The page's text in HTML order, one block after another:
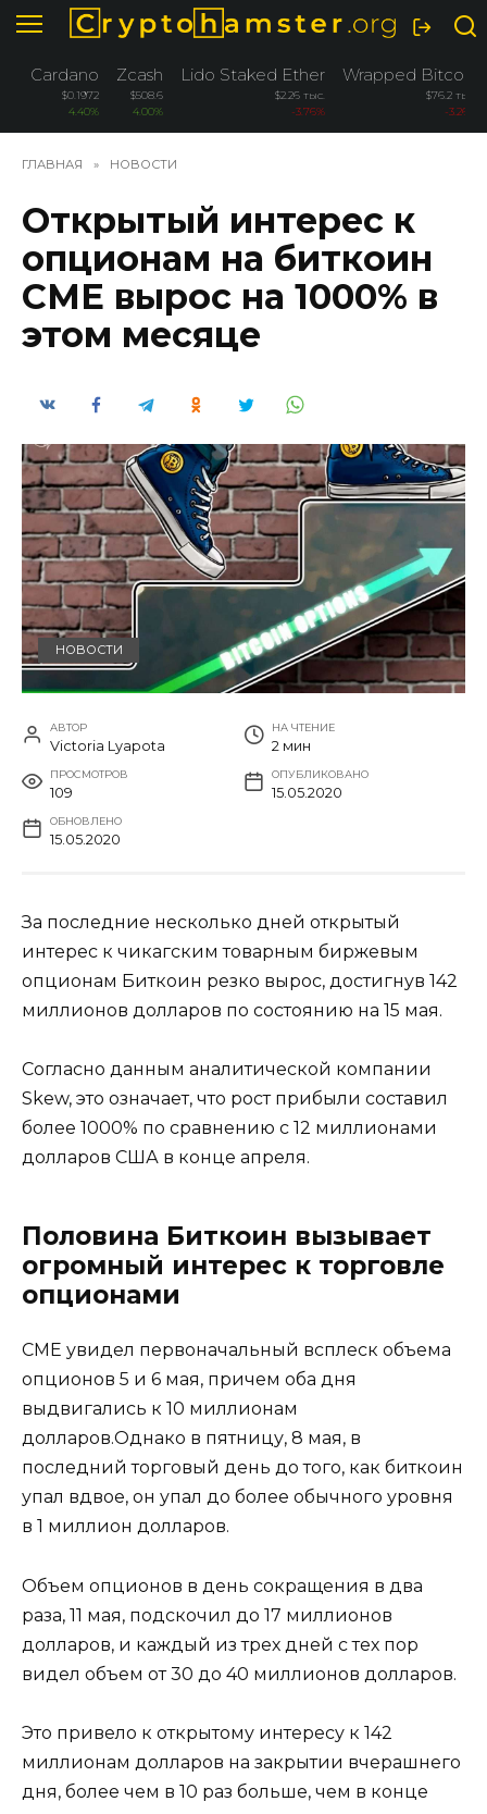
Перейти
содержанию
Cardano
$0.1972
4.40%
Zcash
$508.6
4.00%
Lido Staked Ether
$2.26 тыс.
-3.76%
Wrapped Bitcoin
$76.2 тыс.
-3.26%
ГЛАВНАЯ » НОВОСТИ
Открытый интерес к
опционам на биткоин
CME вырос на 1000% в
этом месяце
НОВОСТИ
АВТОР
Victoria Lyapota
НА ЧТЕНИЕ
2 мин
ПРОСМОТРОВ
109
ОПУБЛИКОВАНО
15.05.2020
ОБНОВЛЕНО
15.05.2020
За последние несколько дней открытый
интерес к чикагским товарным биржевым
опционам Биткоин резко вырос, достигнув 142
миллионов долларов по состоянию на 15 мая.
Согласно данным аналитической компании
Skew, это означает, что рост прибыли составил
более 1000% по сравнению с 12 миллионами
долларов США в конце апреля.
Половина Биткоин вызывает
огромный интерес к торговле
опционами
CME увидел первоначальный всплеск объема
опционов 5 и 6 мая, причем оба дня
выдвигались к 10 миллионам
долларов.Однако в пятницу, 8 мая, в
последний торговый день до того, как биткоин
упал вдвое, он упал до более обычного уровня
в 1 миллион долларов.
Объем опционов в день сокращения в два
раза, 11 мая, подскочил до 17 миллионов
долларов, и каждый из трех дней с тех пор
видел объем от 30 до 40 миллионов долларов.
Это привело к открытому интересу к 142
миллионам долларов на закрытии вчерашнего
дня, более чем в 10 раз больше, чем в конце